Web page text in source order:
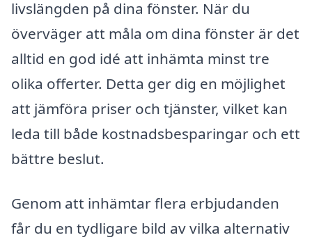
livslängden på dina fönster. När du
överväger att måla om dina fönster är det
alltid en god idé att inhämta minst tre
olika offerter. Detta ger dig en möjlighet
att jämföra priser och tjänster, vilket kan
leda till både kostnadsbesparingar och ett
bättre beslut.
Genom att inhämtar flera erbjudanden
får du en tydligare bild av vilka alternativ